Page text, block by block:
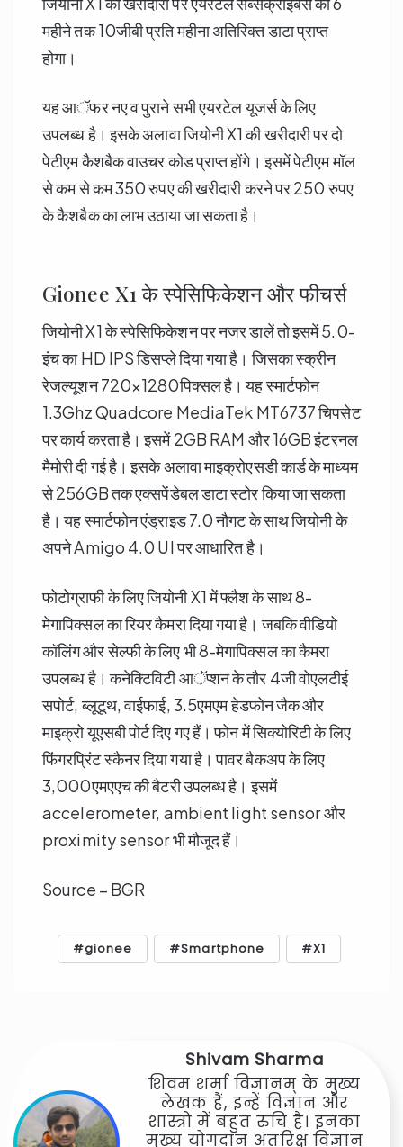
महीने तक 10जीबी प्रति महीना अतिरिक्त डाटा प्राप्त
होगा।
यह आॅफर नए व पुराने सभी एयरटेल यूजर्स के लिए
उपलब्ध है। इसके अलावा जियोनी X1 की खरीदारी पर दो
पेटीएम कैशबैक वाउचर कोड प्राप्त होंगे। इसमें पेटीएम मॉल
से कम से कम 350 रुपए की खरीदारी करने पर 250 रुपए
के कैशबैक का लाभ उठाया जा सकता है।
Gionee X1 के स्पेसिफिकेशन और फीचर्स
जियोनी X1 के स्पेसिफिकेशन पर नजर डालें तो इसमें 5.0-
इंच का HD IPS डिसप्ले दिया गया है। जिसका स्क्रीन
रेजल्यूशन 720×1280पिक्सल है। यह स्मार्टफोन
1.3Ghz Quadcore MediaTek MT6737 चिपसेट
पर कार्य करता है। इसमें 2GB RAM और 16GB इंटरनल
मैमोरी दी गई है। इसके अलावा माइक्रोएसडी कार्ड के माध्यम
से 256GB तक एक्सपेंडेबल डाटा स्टोर किया जा सकता
है। यह स्मार्टफोन एंड्राइड 7.0 नौगट के साथ जियोनी के
अपने Amigo 4.0 UI पर आधारित है।
फोटोग्राफी के लिए जियोनी X1 में फ्लैश के साथ 8-
मेगापिक्सल का रियर कैमरा दिया गया है। जबकि वीडियो
कॉलिंग और सेल्फी के लिए भी 8-मेगापिक्सल का कैमरा
उपलब्ध है। कनेक्टिविटी आॅप्शन के तौर 4जी वोएलटीई
सपोर्ट, ब्लूटूथ, वाईफाई, 3.5एमएम हेडफोन जैक और
माइक्रो यूएसबी पोर्ट दिए गए हैं। फोन में सिक्योरिटी के लिए
फिंगरप्रिंट स्कैनर दिया गया है। पावर बैकअप के लिए
3,000एमएएच की बैटरी उपलब्ध है। इसमें
accelerometer, ambient light sensor और
proximity sensor भी मौजूद हैं।
Source – BGR
gionee Smartphone X1
Shivam Sharma
शिवम शर्मा विज्ञानम् के मुख्य
लेखक हैं, इन्हें विज्ञान और
शास्त्रो में बहुत रुचि है। इनका
मुख्य योगदान अंतरिक्ष विज्ञान